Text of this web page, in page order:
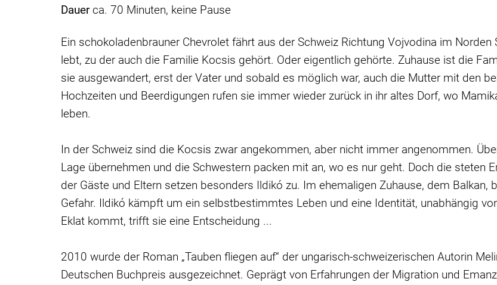
Dauerca. 70 Minuten, keine Pause
Ein schokoladenbrauner Chevrolet fährt aus der Schweiz Richtung Vojvodina im
lebt, zu der auch die Familie Kocsis gehört. Oder eigentlich gehörte. Zuhause ist die
sie ausgewandert, erst der Vater und sobald es möglich war, auch die Mutter mit den
Hochzeiten und Beerdigungen rufen sie immer wieder zurück in ihr altes Dorf, wo
leben.
In der Schweiz sind die Kocsis zwar angekommen, aber nicht immer angenommen.
Lage übernehmen und die Schwestern packen mit an, wo es nur geht. Doch die steten
der Gäste und Eltern setzen besonders Ildikó zu. Im ehemaligen Zuhause, dem Balkan,
Gefahr. Ildikó kämpft um ein selbstbestimmtes Leben und eine Identität, unabhängig
Eklat kommt, trifft sie eine Entscheidung ...
2010 wurde der Roman „Tauben fliegen auf“ der ungarisch-schweizerischen Autorin
Deutschen Buchpreis ausgezeichnet. Geprägt von Erfahrungen der Migration und